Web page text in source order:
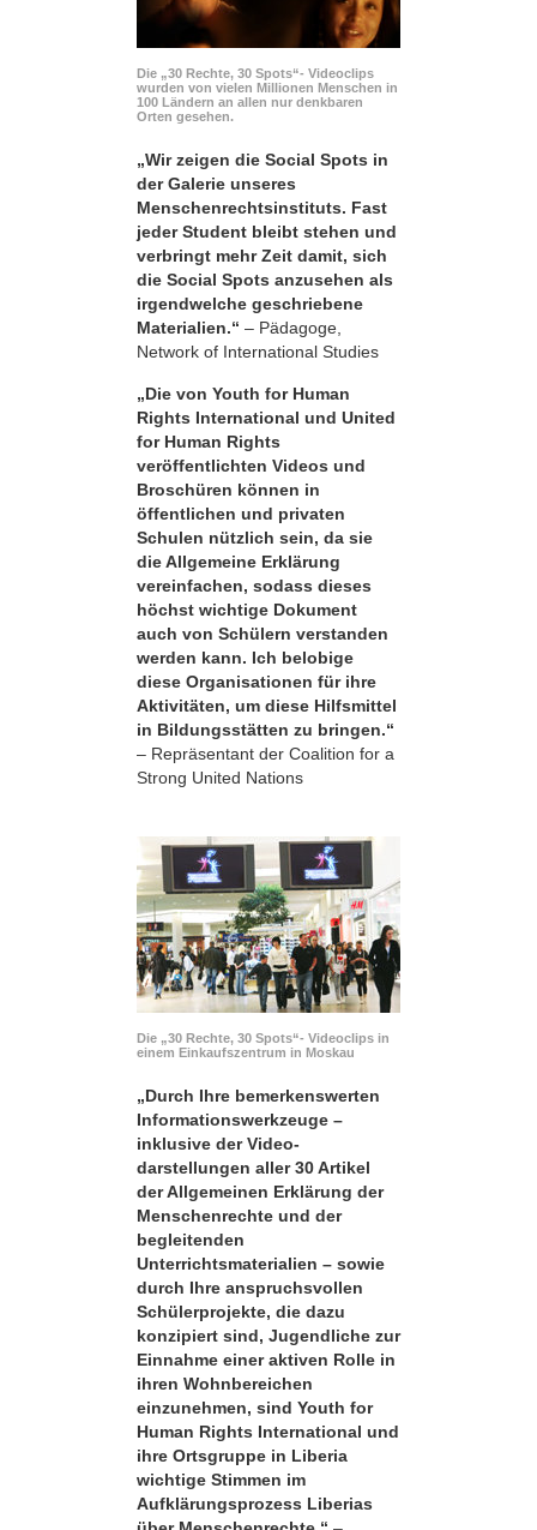
Die „30 Rechte, 30 Spots“- Videoclips
wurden von vielen Millionen Menschen in
100 Ländern an allen nur denkbaren
Orten gesehen.
„Wir zeigen die Social Spots in
der Galerie unseres
Menschenrechtsinstituts. Fast
jeder Student bleibt stehen und
verbringt mehr Zeit damit, sich
die Social Spots anzusehen als
irgendwelche geschriebene
Materialien.“ – Pädagoge,
Network of International Studies
„Die von Youth for Human
Rights International und United
for Human Rights
veröffentlichten Videos und
Broschüren können in
öffentlichen und privaten
Schulen nützlich sein, da sie
die Allgemeine Erklärung
vereinfachen, sodass dieses
höchst wichtige Dokument
auch von Schülern verstanden
werden kann. Ich belobige
diese Organisationen für ihre
Aktivitäten, um diese Hilfsmittel
in Bildungsstätten zu bringen.“
– Repräsentant der Coalition for a
Strong United Nations
Die „30 Rechte, 30 Spots“- Videoclips in
einem Einkaufszentrum in Moskau
„Durch Ihre bemerkens­werten
Informationswerkzeuge –
inklusive der Video­
darstellungen aller 30 Artikel
der Allgemeinen Erklärung der
Menschenrechte und der
begleitenden
Unterrichtsmaterialien – sowie
durch Ihre anspruchsvollen
Schülerprojekte, die dazu
konzipiert sind, Jugendliche zur
Einnahme einer aktiven Rolle in
ihren Wohnbereichen
einzunehmen, sind Youth for
Human Rights International und
ihre Ortsgruppe in Liberia
wichtige Stimmen im
Aufklärungsprozess Liberias